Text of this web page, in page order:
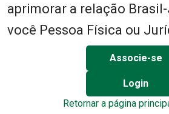
aprimorar a relação
você Pessoa Física ou
Associe-se
Login
Retornar a página